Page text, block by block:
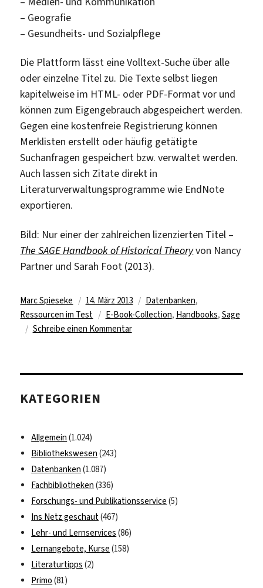
– Geografie
– Gesundheits- und Sozialpflege
Die Plattform lässt eine Volltext-Suche über alle
oder einzelne Titel zu. Die Texte selbst liegen
kapitelweise im HTML- oder PDF-Format vor und
können zum Eigengebrauch abgespeichert werden.
Gegen eine kostenfreie Registrierung können
Merklisten erstellt oder häufig getätigte
Suchanfragen gespeichert bzw. verwaltet werden.
Auch lassen sich Zitate direkt in
Literaturverwaltungsprogramme wie EndNote
exportieren.
Bild: Nur einer der zahlreichen lizenzierten Titel –
The SAGE Handbook of Historical Theoryvon Nancy
Partner und Sarah Foot (2013).
Autor
Marc Spieseke
Veröffentlicht
am
14. März 2013 Kategorien
Datenbanken,
Ressourcen im Test
Schlagwörter
E-Book-Collection, Handbooks, Sage
Schreibe einen Kommentarzu
E-
KATEGORIEN
Allgemein (1.024)
Bibliothekswesen (243)
Datenbanken (1.087)
Fachbibliotheken (336)
Forschungs- und Publikationsservice (5)
Ins Netz geschaut(467)
Lehr- und Lernservices (86)
Lernangebote, Kurse (158)
Literaturtipps (2)
Primo (81)